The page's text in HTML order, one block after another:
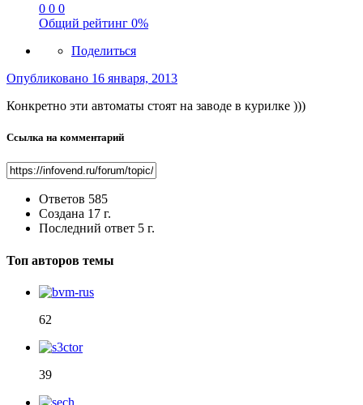
0 0 0
Общий рейтинг 0%
Поделиться
Опубликовано 16 января, 2013
Конкретно эти автоматы стоят на заводе в курилке )))
Ссылка на комментарий
Ответов 585
Создана 17 г.
Последний ответ 5 г.
Топ авторов темы
62
39